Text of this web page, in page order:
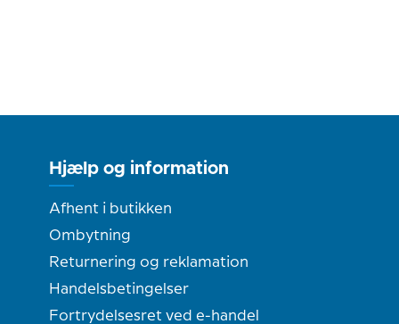
Hjælp og information
Afhent i butikken
Ombytning
Returnering og reklamation
Handelsbetingelser
Fortrydelsesret ved e-handel